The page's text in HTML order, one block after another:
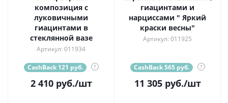
композиция с
луковичными
гиацинтами в
стеклянной вазе
Артикул: 011934
CashBack 121 руб. ?
2 410руб./шт
гиацинтами и
нарциссами " Яркий
краски весны"
Артикул: 011925
CashBack 565 руб. ?
11 305руб./шт